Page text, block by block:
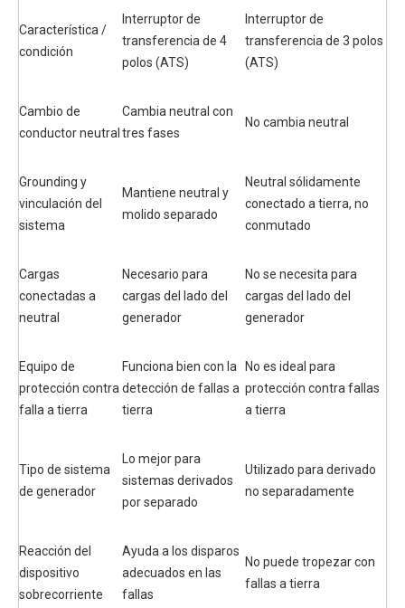
Característica /
condición
Interruptor de
transferencia de 4
polos (ATS)
Interruptor de
transferencia de 3 polos
(ATS)
Cambio de
conductor neutral
Cambia neutral con
tres fases
No cambia neutral
Grounding y
vinculación del
sistema
Mantiene neutral y
molido separado
Neutral sólidamente
conectado a tierra, no
conmutado
Cargas
conectadas a
neutral
Necesario para
cargas del lado del
generador
No se necesita para
cargas del lado del
generador
Equipo de
protección contra
falla a tierra
Funciona bien con la
detección de fallas a
tierra
No es ideal para
protección contra fallas
a tierra
Tipo de sistema
de generador
Lo mejor para
sistemas derivados
por separado
Utilizado para derivado
no separadamente
Reacción del
dispositivo
sobrecorriente
Ayuda a los disparos
adecuados en las
fallas
No puede tropezar con
fallas a tierra